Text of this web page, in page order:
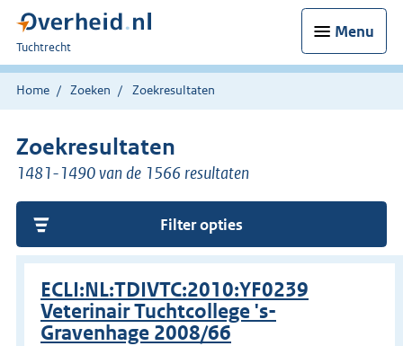
Menu
U
bent
hier:
Tuchtrecht
Home Zoeken Zoekresultaten
Zoekresultaten
1481-1490 van de 1566 resultaten
Filter opties
ECLI:NL:TDIVTC:2010:YF0239
Veterinair Tuchtcollege 's-
Gravenhage 2008/66